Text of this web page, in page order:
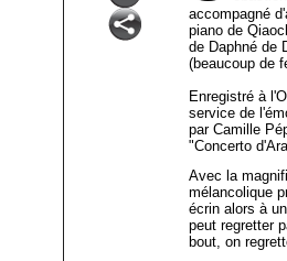
accompagné
piano de
de Daphné de
(beaucoup de
Enregistré à
service de
par Camille
"Concerto
Avec la
mélancolique
écrin alors à
peut regretter
bout, on